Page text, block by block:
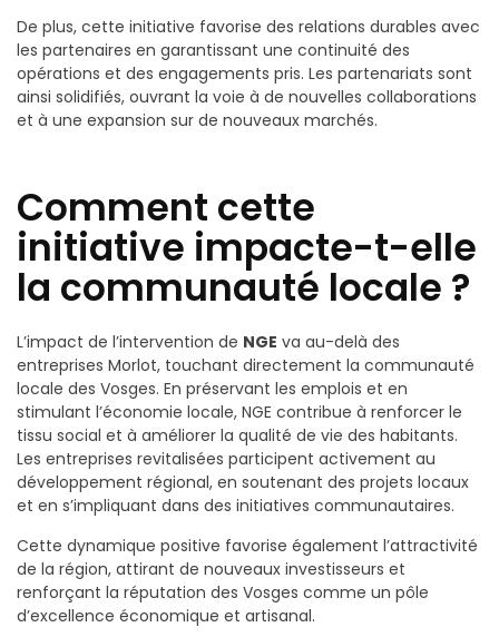
De plus, cette initiative favorise des relations durables avec
les partenaires en garantissant une continuité des
opérations et des engagements pris. Les partenariats sont
ainsi solidifiés, ouvrant la voie à de nouvelles collaborations
et à une expansion sur de nouveaux marchés.
Comment cette
initiative impacte-t-elle
la communauté locale ?
L’impact de l’intervention de NGE va au-delà des
entreprises Morlot, touchant directement la communauté
locale des Vosges. En préservant les emplois et en
stimulant l’économie locale, NGE contribue à renforcer le
tissu social et à améliorer la qualité de vie des habitants.
Les entreprises revitalisées participent activement au
développement régional, en soutenant des projets locaux
et en s’impliquant dans des initiatives communautaires.
Cette dynamique positive favorise également l’attractivité
de la région, attirant de nouveaux investisseurs et
renforçant la réputation des Vosges comme un pôle
d’excellence économique et artisanal.